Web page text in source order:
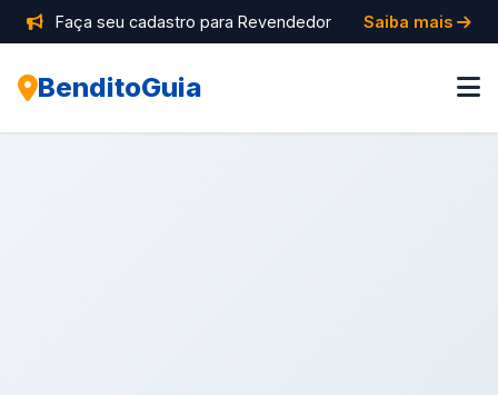
Faça seu cadastro para Revendedor Saiba mais
BenditoGuia